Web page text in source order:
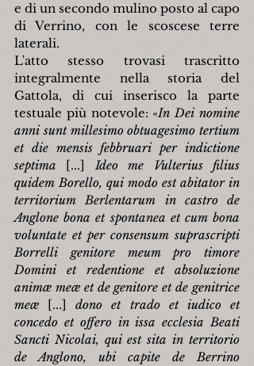
e di un secondo mulino posto al capo
di Verrino, con le scoscese terre
laterali.
L'atto stesso trovasi trascritto
integralmente nella storia del
Gattola, di cui inserisco la parte
testuale più notevole: «In Dei nomine
anni sunt millesimo obtuagesimo tertium
et die mensis febbruari per indictione
septima [...] Ideo me Vulterius filius
quidem Borello, qui modo est abitator in
territorium Berlentarum in castro de
Anglone bona et spontanea et cum bona
voluntate et per consensum suprascripti
Borrelli genitore meum pro timore
Domini et redentione et absoluzione
animæ meæ et de genitore et de genitrice
meæ [...] dono et trado et iudico et
concedo et offero in issa ecclesia Beati
Sancti Nicolai, qui est sita in territorio
de Anglono, ubi capite de Berrino